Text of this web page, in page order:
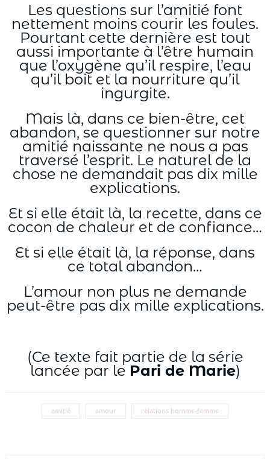
Les questions sur l’amitié font
nettement moins courir les foules.
Pourtant cette dernière est tout
aussi importante à l’être humain
que l’oxygène qu’il respire, l’eau
qu’il boit et la nourriture qu’il
ingurgite.
Mais là, dans ce bien-être, cet
abandon, se questionner sur notre
amitié naissante ne nous a pas
traversé l’esprit. Le naturel de la
chose ne demandait pas dix mille
explications.
Et si elle était là, la recette, dans ce
cocon de chaleur et de confiance…
Et si elle était là, la réponse, dans
ce total abandon…
L’amour non plus ne demande
peut-être pas dix mille explications.
(Ce texte fait partie de la série
lancée par le Pari de Marie)
amitié amour relations homme-femme